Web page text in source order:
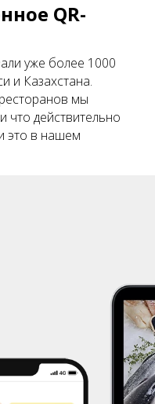
QR-
уже более 1000
и Казахстана.
мы
что действительно
это в нашем